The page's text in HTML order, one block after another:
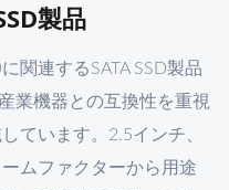
製品
関連するSATA SSD製品
業機器との互換性を重視
ています。2.5インチ、
ムファクターから用途